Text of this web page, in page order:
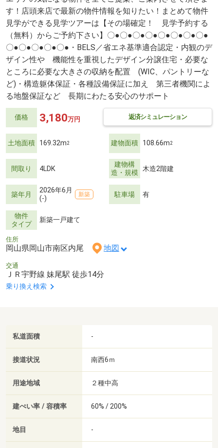
す！店頭来店で最新の物件情報を知りたい！まとめて物件
見学ができる見学ツアーは【その場確定！ 見学予約する
（無料）からご予約下さい】〇●〇●〇●〇●〇●〇●〇●〇●
〇●〇●〇●〇●〇●・BELS／省エネ基準適合認定・内観のデ
ザイン性や 機能性を重視したデザイン分譲住宅・必要な
ところに必要な大きさの収納を配置 (WIC、パントリーな
ど)・構造躯体保証・各種設備保証に加え 第三者機関によ
る地盤保証など 長期にわたる安心のサポート
価格 返済シミュレーション
3,180万円
土地面積 169.32m2 建物面積 108.66m2
間取り 4LDK
建物構
造・規模 木造2階建
築年月
2026年6月
(-)
新築 駐車場 有
物件
タイプ
新築一戸建て
住所
岡山県岡山市南区内尾 地図
交通
ＪＲ宇野線 妹尾駅 徒歩14分
乗り換え検索
私道面積 -
接道状況 南西6ｍ
用途地域 ２種中高
建ぺい率 / 容積率 60% / 200%
地目 -